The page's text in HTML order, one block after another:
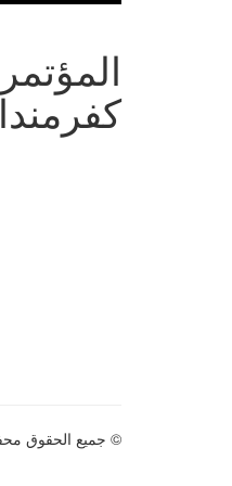
كفرمندا-2017-
© جميع الحقوق محفوظة